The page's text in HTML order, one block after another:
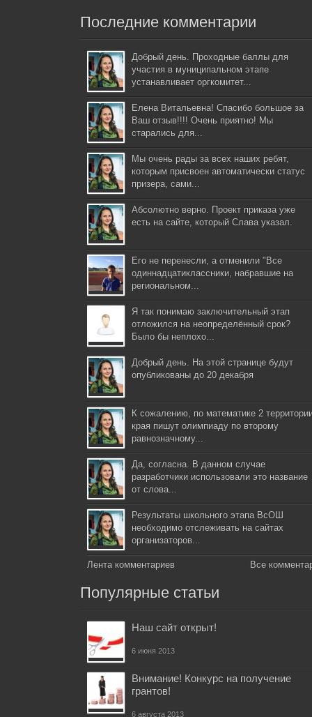
Последние комментарии
Добрый день. Проходные баллы для
участия в муниципальном этапе
устанавливает оргкомитет...
Елена Витальевна! Спасибо большое за
Ваш отзыв!!!! Очень приятно! Мы
старались для...
Мы очень рады за всех наших ребят,
которым присвоен автоматически статус
призера, сами...
Абсолютно верно. Проект приказа уже
есть на сайте, который Слава указал.
Его не перенесли, а отменили "Все
одиннадцатиклассники, набравшие на
региональном...
Я так понимаю заключительный этап
отложился на неопределённый срок?
Было бы неплохо...
Добрый день. На этой странице будут
опубликованы до 20 декабря
К сожалению, по математике 2
края пишут олимпиаду по второму
равнозначному...
Да, согласна. В данном случае
разработчики использовали это название
от слова...
Результаты школьного этапа ВсОШ
необходимо отслеживать на сайтах
организаторов...
Лента комментариев Все
Популярные статьи
Наш сайт открыт!
6 июня 2013
Внимание! Конкурс на получение
грантов!
6 августа 2013